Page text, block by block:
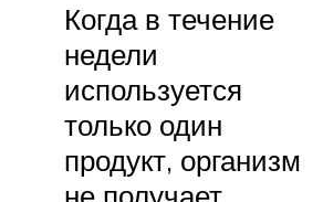
Когда в течение
недели
используется
только один
продукт, организм